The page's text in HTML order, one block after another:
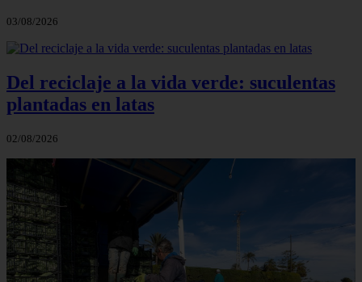
03/08/2026
Del reciclaje a la vida verde: suculentas
plantadas en latas
02/08/2026